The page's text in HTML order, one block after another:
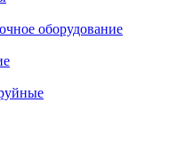
оборудование